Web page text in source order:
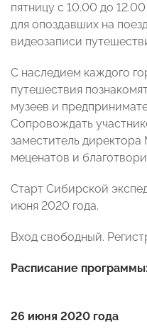
пятницу с 10.00 до
для опоздавших на
видеозаписи
С наследием каждого
путешествия
музеев и
Сопровождать
заместитель
меценатов и
Старт Сибирской
июня 2020 года.
Вход свободный.
Расписание программы:
26 июня 2020 года